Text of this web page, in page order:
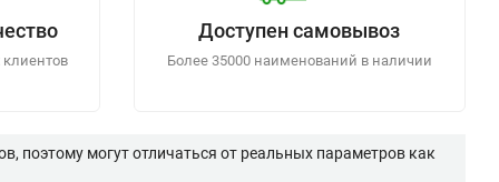
Доступен самовывоз
Более 35000 наименований в наличии
поэтому могут отличаться от реальных параметров как